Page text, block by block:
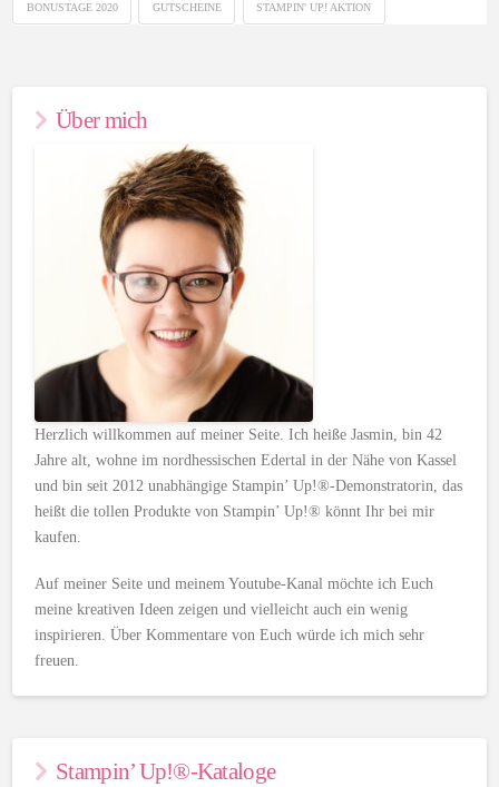
BONUSTAGE 2020 GUTSCHEINE STAMPIN' UP! AKTION
Über mich
Herzlich willkommen auf meiner Seite. Ich heiße Jasmin, bin 42
Jahre alt, wohne im nordhessischen Edertal in der Nähe von Kassel
und bin seit 2012 unabhängige Stampin’ Up!®-Demonstratorin, das
heißt die tollen Produkte von Stampin’ Up!® könnt Ihr bei mir
kaufen.
Auf meiner Seite und meinem Youtube-Kanal möchte ich Euch
meine kreativen Ideen zeigen und vielleicht auch ein wenig
inspirieren. Über Kommentare von Euch würde ich mich sehr
freuen.
Stampin’ Up!®-Kataloge